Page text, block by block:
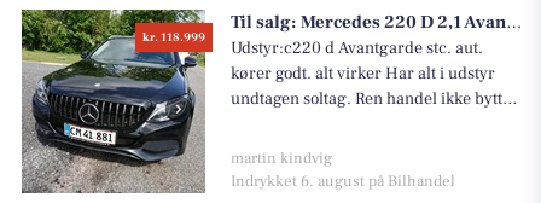
aftale en fremvisning og prøvetur. Der
er mulighed for afslag i prisen ved
hurtig og seriøs handel.
kr. 118.999
Til salg: Mercedes 220 D 2,1 Avantgarde stc. aut.
Udstyr:c220 d Avantgarde stc. aut.
kører godt. alt virker Har alt i udstyr
undtagen soltag. Ren handel ikke bytte
cykelstativ medfølger. gulvmåtter er
normalt i og gummimåtte i
martin kindvig
Indrykket 6. august på Bilhandel